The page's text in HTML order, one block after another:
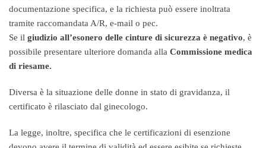
documentazione specifica, e la richiesta può essere inoltrata
tramite raccomandata A/R, e-mail o pec.
Se il giudizio all’esonero delle cinture di sicurezza è negativo, è
possibile presentare ulteriore domanda alla Commissione medica
di riesame.
Diversa è la situazione delle donne in stato di gravidanza, il
certificato è rilasciato dal ginecologo.
La legge, inoltre, specifica che le certificazioni di esenzione